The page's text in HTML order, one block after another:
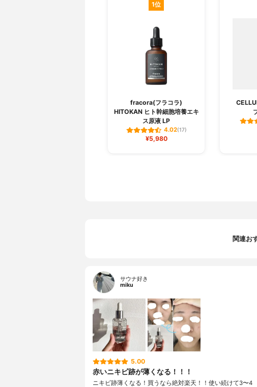
1位
fracora(フラコラ)
HITOKAN ヒト幹細胞培養エキ
ス原液 LP
4.02(17)
¥5,980
関連お
サウナ好き
miku
5.00
赤いニキビ跡が薄くなる！！！
ニキビ跡薄くなる！買うなら絶対楽天！！使い続けて3〜4